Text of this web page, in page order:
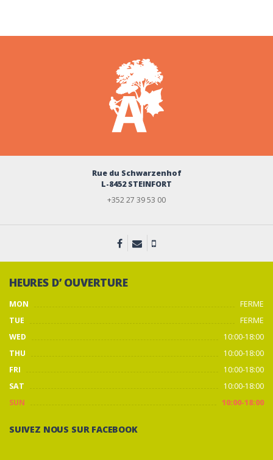
Rue du Schwarzenhof
L-8452 STEINFORT
+352 27 39 53 00
HEURES D’ OUVERTURE
MON
FERME
TUE
FERME
WED
10:00-18:00
THU
10:00-18:00
FRI
10:00-18:00
SAT
10:00-18:00
SUN
10:00-18:00
SUIVEZ NOUS SUR FACEBOOK